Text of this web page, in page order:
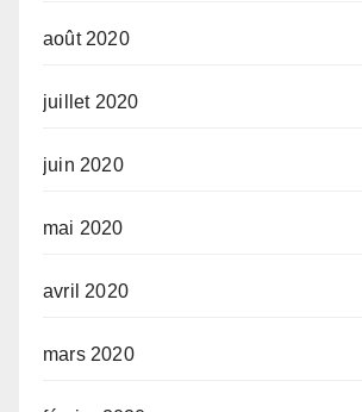
août 2020
juillet 2020
juin 2020
mai 2020
avril 2020
mars 2020